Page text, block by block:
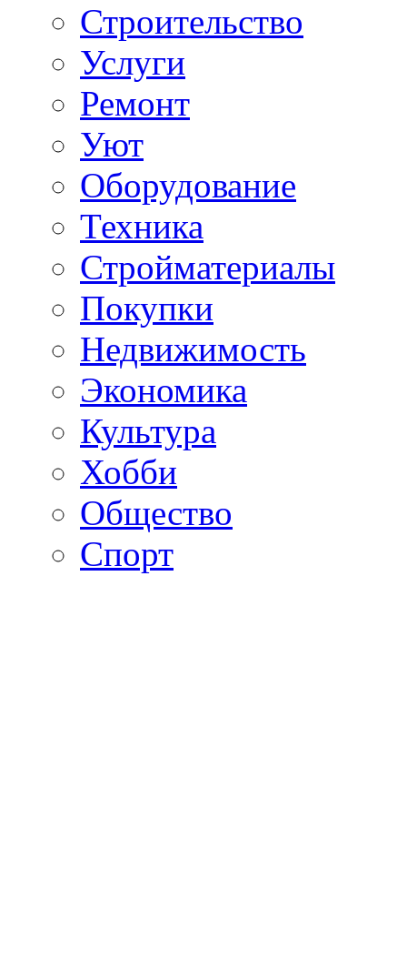
Строительство
Услуги
Ремонт
Уют
Оборудование
Техника
Стройматериалы
Покупки
Недвижимость
Экономика
Культура
Хобби
Общество
Спорт